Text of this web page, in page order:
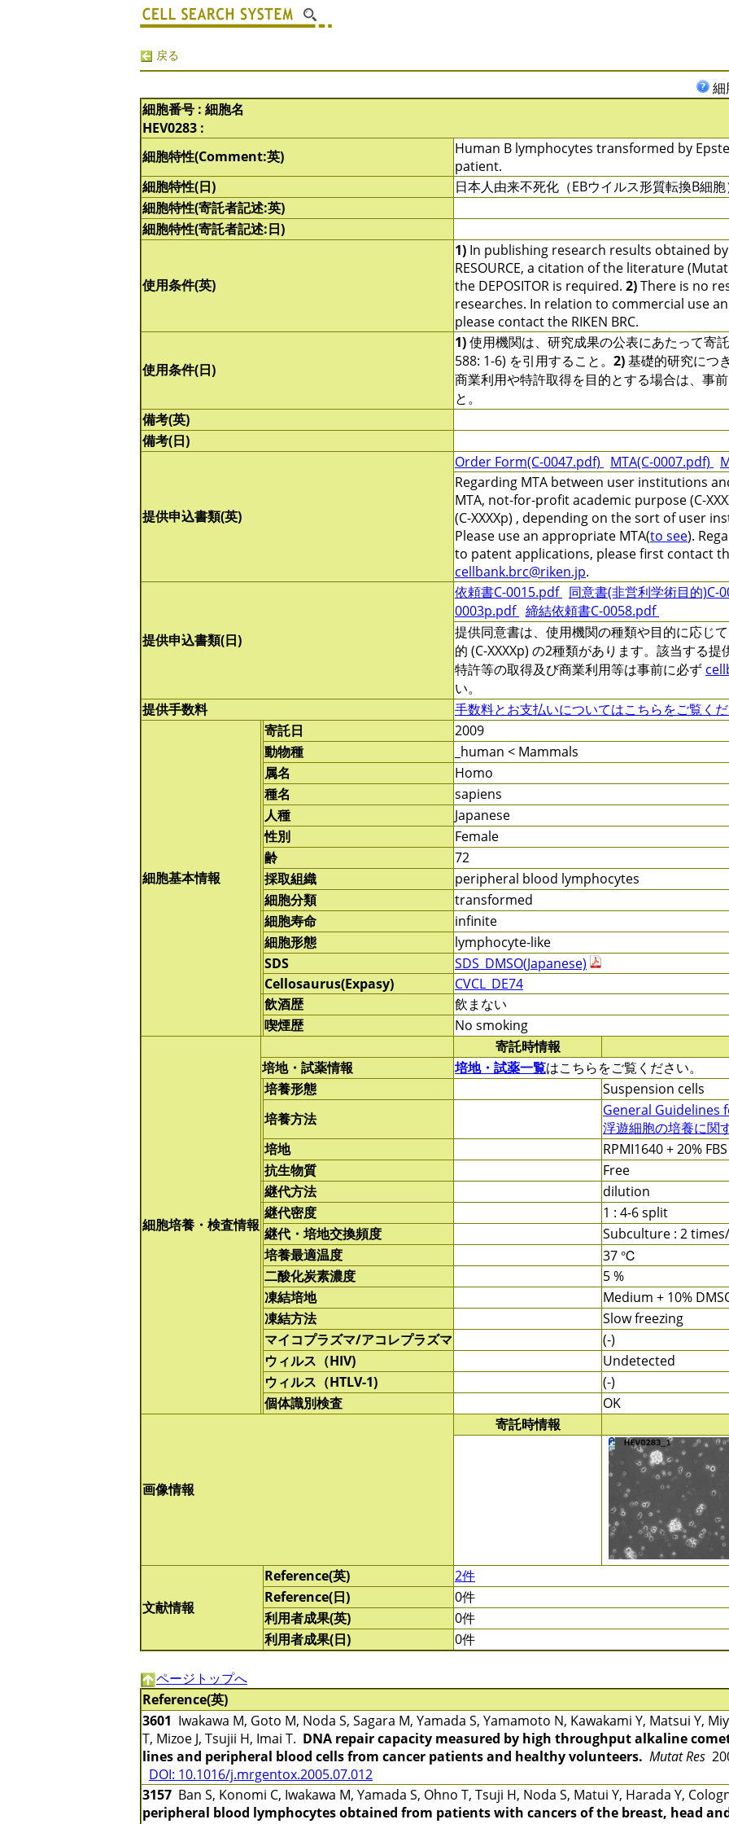
戻る
細
細胞番号 : 細胞名
HEV0283 :
細胞特性(Comment:英)
Human B lymphocytes transformed by
patient.
細胞特性(日)
日本人由来不死化（EBウイルス形質転換B細
細胞特性(寄託者記述:英)
細胞特性(寄託者記述:日)
使用条件(英)
1) In publishing research results obtained by
RESOURCE, a citation of the literature
the DEPOSITOR is required. 2)There is no
researches. In relation to commercial use
please contact the RIKEN BRC.
使用条件(日)
1)使用機関は、研究成果の公表にあたって寄
588: 1-6) を引用すること。 2)基礎的研究につ
商業利用や特許取得を目的とする場合は、事
と。
備考(英)
備考(日)
提供申込書類(英)
Order Form(C-0047.pdf) MTA(C-0007.pdf)
Regarding MTA between user institutions
MTA, not-for-profit academic purpose (C-
(C-XXXXp) , depending on the sort of user
Please use an appropriate MTA(to see).
to patent applications, please first contact
cellbank.brc@riken.jp.
提供申込書類(日)
依頼書C-0015.pdf 同意書(非営利学術目的)C-
0003p.pdf 締結依頼書C-0058.pdf
提供同意書は、使用機関の種類や目的に応じ
的 (C-XXXXp) の2種類があります。該当する
特許等の取得及び商業利用等は事前に必ず
い。
提供手数料
手数料とお支払いについてはこちらをご覧くだ
細胞基本情報
寄託日
2009
動物種
_human < Mammals
属名
Homo
種名
sapiens
人種
Japanese
性別
Female
齢
72
採取組織
peripheral blood lymphocytes
細胞分類
transformed
細胞寿命
infinite
細胞形態
lymphocyte-like
SDS
SDS_DMSO(Japanese)
Cellosaurus(Expasy)
CVCL_DE74
飲酒歴
飲まない
喫煙歴
No smoking
細胞培養・検査情報
寄託時情報
培地・試薬情報
培地・試薬一覧はこちらをご覧ください。
培養形態
Suspension cells
培養方法
General Guidelines
浮遊細胞の培養に関
培地
RPMI1640 + 20% FBS
抗生物質
Free
継代方法
dilution
継代密度
1 : 4-6 split
継代・培地交換頻度
Subculture : 2
培養最適温度
37 ℃
二酸化炭素濃度
5 %
凍結培地
Medium + 10%
凍結方法
Slow freezing
マイコプラズマ/アコレプラズマ
(-)
ウィルス（HIV)
Undetected
ウィルス（HTLV-1)
(-)
個体識別検査
OK
画像情報
寄託時情報
文献情報
Reference(英)
2件
Reference(日)
0件
利用者成果(英)
0件
利用者成果(日)
0件
ページトップへ
Reference(英)
3601 Iwakawa M, Goto M, Noda S, Sagara M, Yamada S, Yamamoto N, Kawakami Y, Matsui Y,
T, Mizoe J, Tsujii H, Imai T. DNA repair capacity measured by high throughput alkaline
lines and peripheral blood cells from cancer patients and healthy volunteers. Mutat Res
DOI: 10.1016/j.mrgentox.2005.07.012
3157 Ban S, Konomi C, Iwakawa M, Yamada S, Ohno T, Tsuji H, Noda S, Matui Y, Harada Y,
peripheral blood lymphocytes obtained from patients with cancers of the breast, head